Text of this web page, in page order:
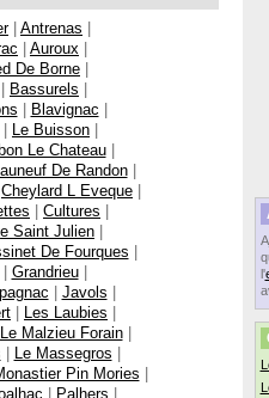
l'
| Antrenas |
| Auroux |
De Borne |
| Bassurels |
| Blavignac |
| Le Buisson |
Le Chateau|
De Randon|
Cheylard L Eveque |
| Cultures |
Saint Julien |
De Fourques |
| Grandrieu|
| Javols |
| Les Laubies |
Le Malzieu Forain|
| Le Massegros |
Pin Mories |
| Palhers |